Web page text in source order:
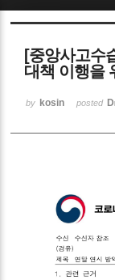
[중앙사고수
대책 이행을
by kosin posted